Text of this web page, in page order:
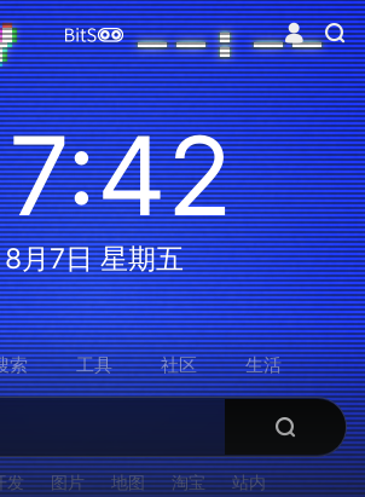
8月7日 星期五
索 工具 社区 生活
发 图片 地图 淘宝 站内